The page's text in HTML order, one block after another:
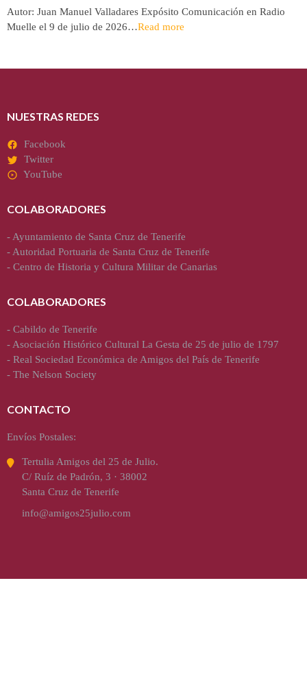
Autor: Juan Manuel Valladares Expósito Comunicación en Radio
Muelle el 9 de julio de 2026…Read more
NUESTRAS REDES
Facebook
Twitter
YouTube
COLABORADORES
- Ayuntamiento de Santa Cruz de Tenerife
- Autoridad Portuaria de Santa Cruz de Tenerife
- Centro de Historia y Cultura Militar de Canarias
COLABORADORES
- Cabildo de Tenerife
- Asociación Histórico Cultural La Gesta de 25 de julio de 1797
- Real Sociedad Económica de Amigos del País de Tenerife
- The Nelson Society
CONTACTO
Envíos Postales:
Tertulia Amigos del 25 de Julio.
C/ Ruíz de Padrón, 3 · 38002
Santa Cruz de Tenerife
info@amigos25julio.com